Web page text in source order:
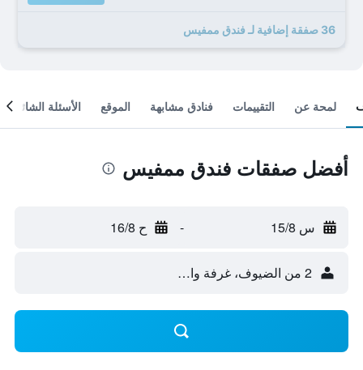
36 صفقة إضافية لـ فندق ممفيس
لمحة عن التقييمات فنادق مشابهة الموقع الأسئلة الشائعة
أفضل صفقات فندق ممفيس
س 15/8 - ح 16/8
2 من الضيوف، غرفة واحدة